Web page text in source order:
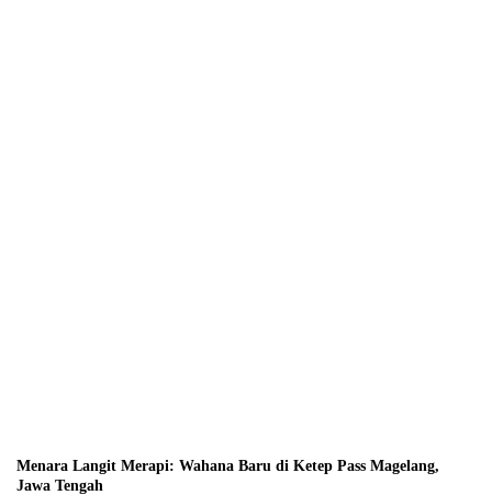
Menara Langit Merapi: Wahana Baru di Ketep Pass Magelang,
Jawa Tengah